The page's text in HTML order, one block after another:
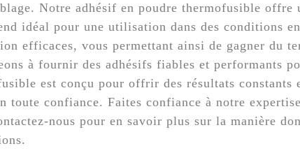
Notre adhésif en poudre thermofusible offre
idéal pour une utilisation dans des conditions
efficaces, vous permettant ainsi de gagner du
à fournir des adhésifs fiables et performants
est conçu pour offrir des résultats constants
toute confiance. Faites confiance à notre
nous pour en savoir plus sur la manière